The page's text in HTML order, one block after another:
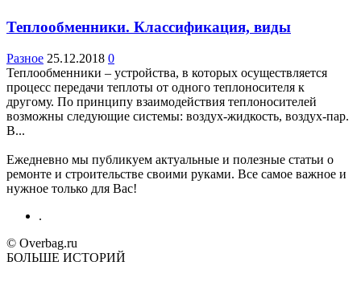
Теплообменники. Классификация, виды
Разное 25.12.2018 0
Теплообменники – устройства, в которых осуществляется
процесс передачи теплоты от одного теплоносителя к
другому. По принципу взаимодействия теплоносителей
возможны следующие системы: воздух-жидкость, воздух-пар.
В...
Ежедневно мы публикуем актуальные и полезные статьи о
ремонте и строительстве своими руками. Все самое важное и
нужное только для Вас!
.
© Overbag.ru
БОЛЬШЕ ИСТОРИЙ